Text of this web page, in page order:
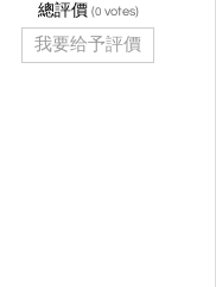
總評價 (0 votes)
我要给予評價